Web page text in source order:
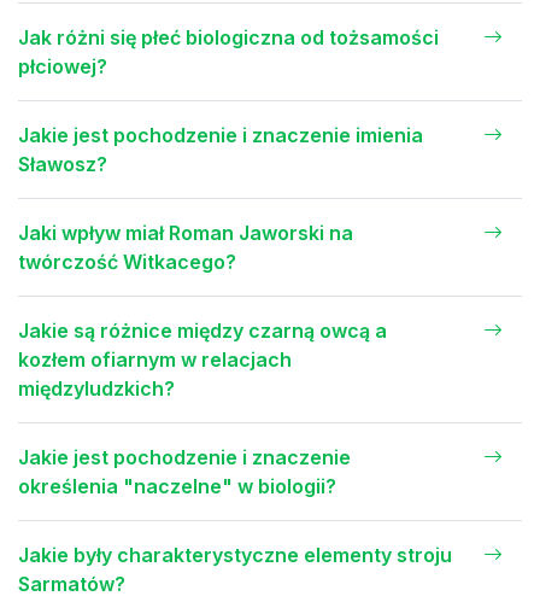
Jak różni się płeć biologiczna od tożsamości
płciowej?
Jakie jest pochodzenie i znaczenie imienia
Sławosz?
Jaki wpływ miał Roman Jaworski na
twórczość Witkacego?
Jakie są różnice między czarną owcą a
kozłem ofiarnym w relacjach
międzyludzkich?
Jakie jest pochodzenie i znaczenie
określenia "naczelne" w biologii?
Jakie były charakterystyczne elementy stroju
Sarmatów?